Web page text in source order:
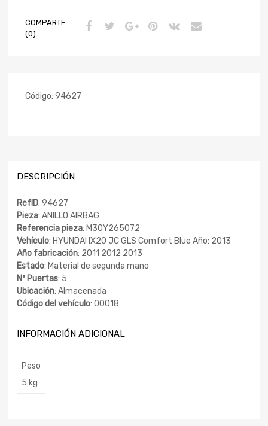
COMPARTE
(0)
Código: 94627
DESCRIPCIÓN
RefID: 94627
Pieza: ANILLO AIRBAG
Referencia pieza: M30Y265072
Vehículo: HYUNDAI IX20 JC GLS Comfort Blue Año: 2013
Año fabricación: 2011 2012 2013
Estado: Material de segunda mano
Nº Puertas: 5
Ubicación: Almacenada
Código del vehículo: 00018
INFORMACIÓN ADICIONAL
Peso
5 kg